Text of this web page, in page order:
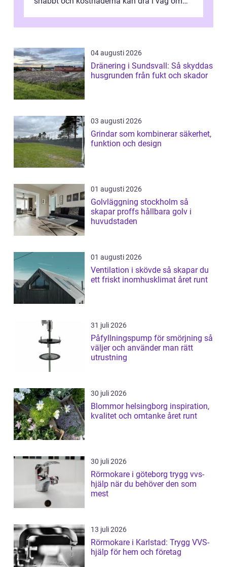
04 augusti 2026
Dränering i Sundsvall: Så skyddas
husgrunden från fukt och skador
03 augusti 2026
Grindar som kombinerar säkerhet,
funktion och design
01 augusti 2026
Golvläggning stockholm så
skapar proffs hållbara golv i
huvudstaden
01 augusti 2026
Ventilation i skövde så skapar du
ett friskt inomhusklimat året runt
31 juli 2026
Påfyllningspump för smörjning så
väljer och använder man rätt
utrustning
30 juli 2026
Blommor helsingborg inspiration,
kvalitet och omtanke året runt
30 juli 2026
Rörmokare i göteborg trygg vvs-
hjälp när du behöver den som
mest
13 juli 2026
Rörmokare i Karlstad: Trygg VVS-
hjälp för hem och företag